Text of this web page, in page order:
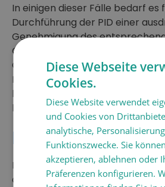
In einigen dieser Fälle bedarf es
Durchführung der PID einer
Genehmigung des
Gesundheitsamtes nach
Gutachten seitens der „Comisión
Reproducción Humana Asistida”,
klinischen, therapeutischen und
beurteilt werden.
PGD-HLA
Das aktuelle Gesetz zu den
assistierten Reproduktion
Diese Webseite
Cookies.
Diese Website verwendet
und Cookies von
analytische,
Funktionszwecke. Sie
akzeptieren, ablehnen oder
Präferenzen konfigurieren.